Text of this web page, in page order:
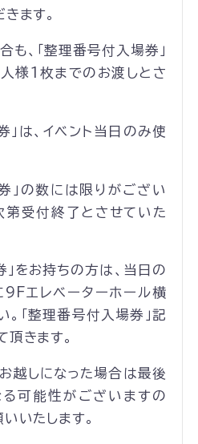
ます。
、「整理番号付入場券」
様1枚までのお渡しとさ
は、イベント当日のみ使
」の数には限りがござい
第受付終了とさせていた
をお持ちの方は、当日の
エレベーターホール横
「整理番号付入場券」記
きます。
越しになった場合は最後
可能性がございますの
いたします。